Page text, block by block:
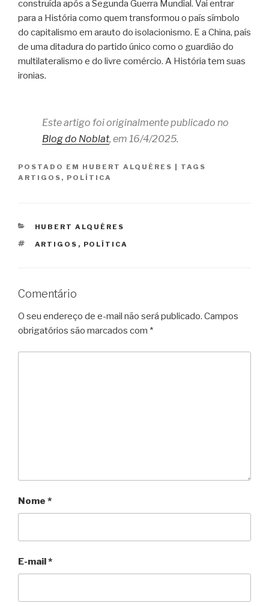
construída após a Segunda Guerra Mundial. Vai entrar
para a História como quem transformou o país símbolo
do capitalismo em arauto do isolacionismo. E a China, país
de uma ditadura do partido único como o guardião do
multilateralismo e do livre comércio. A História tem suas
ironias.
Este artigo foi originalmente publicado no
Blog do Noblat, em 16/4/2025.
POSTADO EM HUBERT ALQUÉRES | TAGS
ARTIGOS , POLÍTICA
CATEGORIAS
HUBERT ALQUÉRES
TAGS
ARTIGOS , POLÍTICA
Comentário
O seu endereço de e-mail não será publicado. Campos
obrigatórios são marcados com *
Nome *
E-mail*